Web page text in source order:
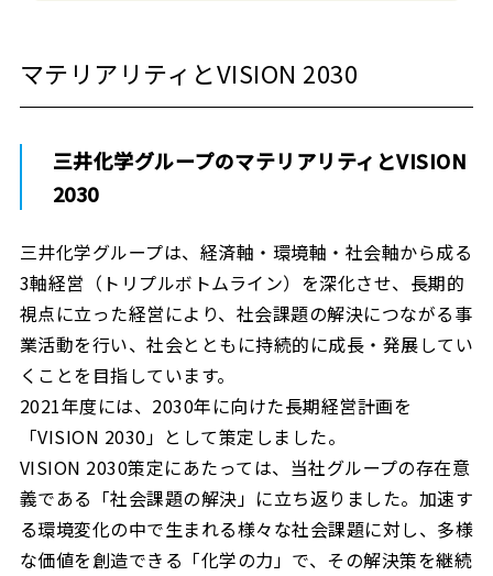
マテリアリティとVISION 2030
三井化学グループのマテリアリティとVISION
2030
三井化学グループは、経済軸・環境軸・社会軸から成る
3軸経営（トリプルボトムライン）を深化させ、長期的
視点に立った経営により、社会課題の解決につながる事
業活動を行い、社会とともに持続的に成長・発展してい
くことを目指しています。
2021年度には、2030年に向けた長期経営計画を
「VISION 2030」として策定しました。
VISION 2030策定にあたっては、当社グループの存在意
義である「社会課題の解決」に立ち返りました。加速す
る環境変化の中で生まれる様々な社会課題に対し、多様
な価値を創造できる「化学の力」で、その解決策を継続